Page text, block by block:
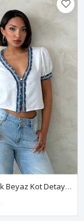
Kadın Yazlık Beyaz Kot Detay İşlemeli Ceket Gömlek 11D-2336